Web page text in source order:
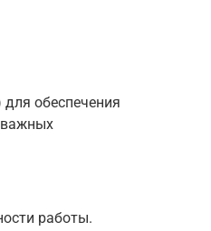
обеспечения
важных
работы.